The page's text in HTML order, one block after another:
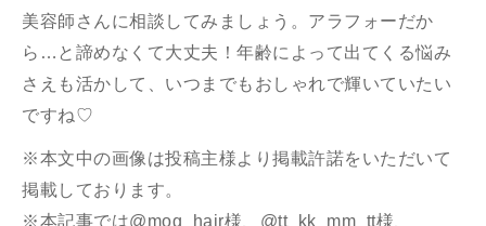
美容師さんに相談してみましょう。アラフォーだか
ら…と諦めなくて大丈夫！年齢によって出てくる悩み
さえも活かして、いつまでもおしゃれで輝いていたい
ですね♡
※本文中の画像は投稿主様より掲載許諾をいただいて
掲載しております。
※本記事では@mog_hair様、@tt_kk_mm_tt様、